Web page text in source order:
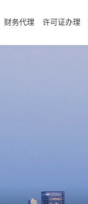
财务代理 许可证办理